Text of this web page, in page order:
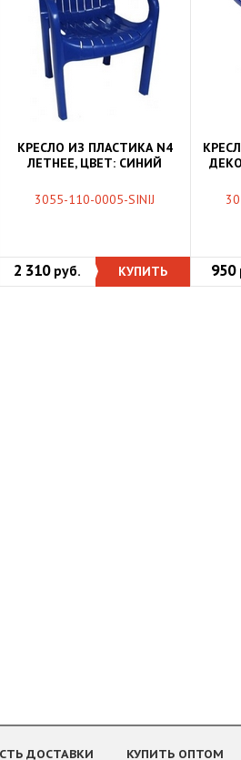
КРЕСЛО ИЗ ПЛАСТИКА N4
ЛЕТНЕЕ, ЦВЕТ: СИНИЙ
3055-110-0005-SINIJ
2 310 руб. КУПИТЬ 950
ДОСТАВКИ КУПИТЬ ОПТОМ